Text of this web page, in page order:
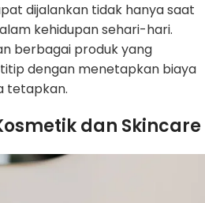
dijalankan tidak hanya saat
kehidupan sehari-hari.
berbagai produk yang
dengan menetapkan biaya
tetapkan.
dan Skincare